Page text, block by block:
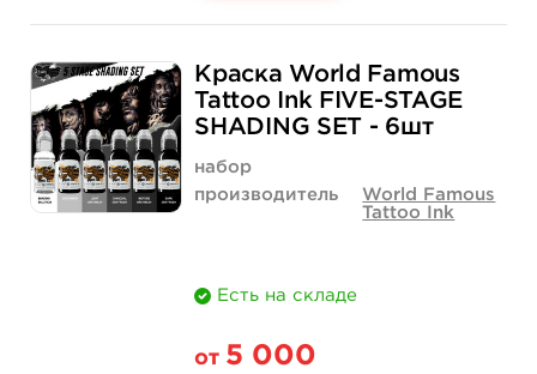
Цена
Количество
400 руб. 650 руб.
Краска World Famous
Tattoo Ink FIVE-STAGE
SHADING SET - 6шт
набор
производитель
World Famous
Tattoo Ink
Есть на складе
от 5 000